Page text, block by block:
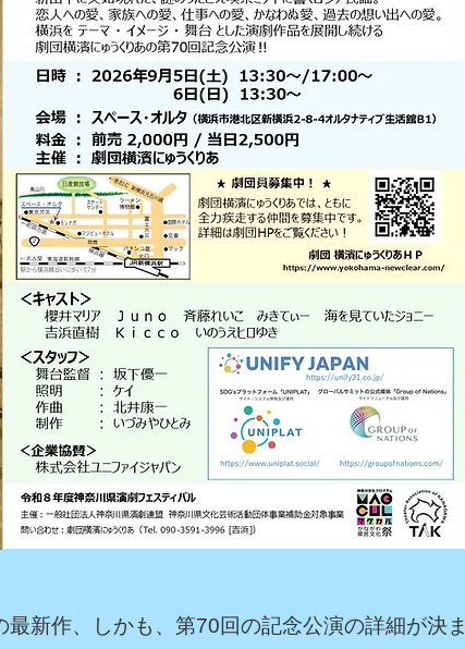
新作、しかも、第70回の記念公演の詳細が決ま